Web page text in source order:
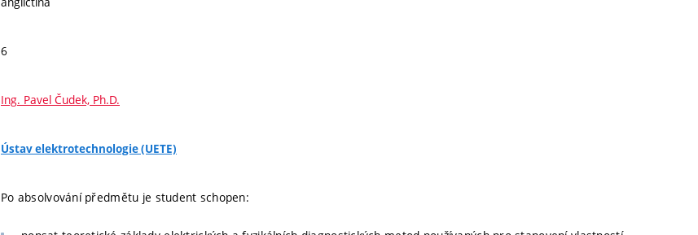
6
Ing. Pavel Čudek, Ph.D.
Ústav elektrotechnologie (UETE)
Po absolvování předmětu je student schopen: